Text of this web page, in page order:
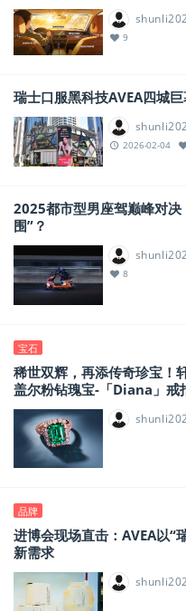
9
瑞士口服黑科技AVEA四城
2026-02-04
2025都市型男座驾巅峰对
围”？
8
宝石
稀世双辉，再添传奇珍宝！
盖尔粉钻瑰宝-「Diana」戒
品牌
进博会现场直击：AVEA以“
新需求